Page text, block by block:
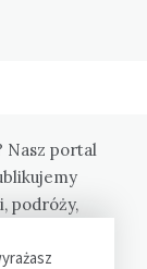
Nasz portal
podróży,